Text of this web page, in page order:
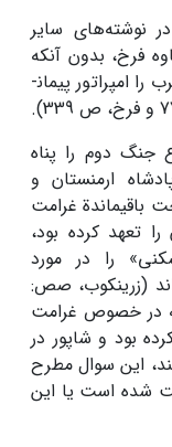
نوشته‌های سایر
فرخ، بدون آنکه
به سال شروع جنگ اشاره کنند فیلیپ عرب را امپراتور پیمان­
جنگ دوم را پناه
ارمنستان و
باقیماندة غرامت
تعهد کرده بود،
را در مورد
(زرین­کوب، صص:
که در خصوص غرامت
بود و شاپور در
عنوان می‌کند، این سوال مطرح
شده است یا این